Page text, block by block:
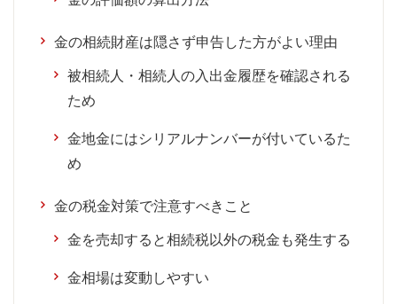
金の相続財産は隠さず申告した方がよい理由
被相続人・相続人の入出金履歴を確認される
ため
金地金にはシリアルナンバーが付いているた
め
金の税金対策で注意すべきこと
金を売却すると相続税以外の税金も発生する
金相場は変動しやすい